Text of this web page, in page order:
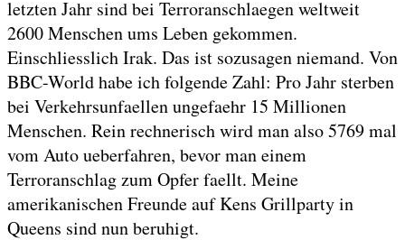
letzten Jahr sind bei Terroranschlaegen weltweit
2600 Menschen ums Leben gekommen.
Einschliesslich Irak. Das ist sozusagen niemand. Von
BBC-World habe ich folgende Zahl: Pro Jahr sterben
bei Verkehrsunfaellen ungefaehr 15 Millionen
Menschen. Rein rechnerisch wird man also 5769 mal
vom Auto ueberfahren, bevor man einem
Terroranschlag zum Opfer faellt. Meine
amerikanischen Freunde auf Kens Grillparty in
Queens sind nun beruhigt.